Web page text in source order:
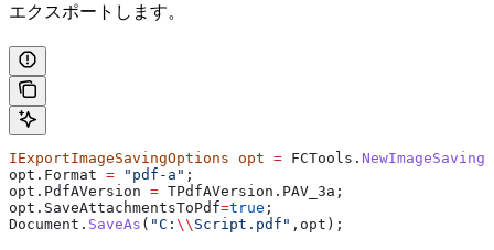
エクスポートします。
IExportImageSavingOptions opt = FCTools .
opt . Format = "pdf-a" ;
opt . PdfAVersion = TPdfAVersion . PAV_3a ;
opt . SaveAttachmentsToPdf=true ;
Document . SaveAs ( "C: \\ Script.pdf" , opt );